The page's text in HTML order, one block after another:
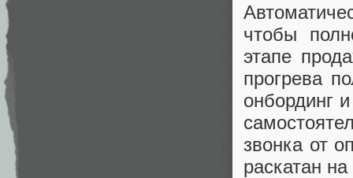
чтобы
этапе
прогрева
онбординг
звонка от
раскатан